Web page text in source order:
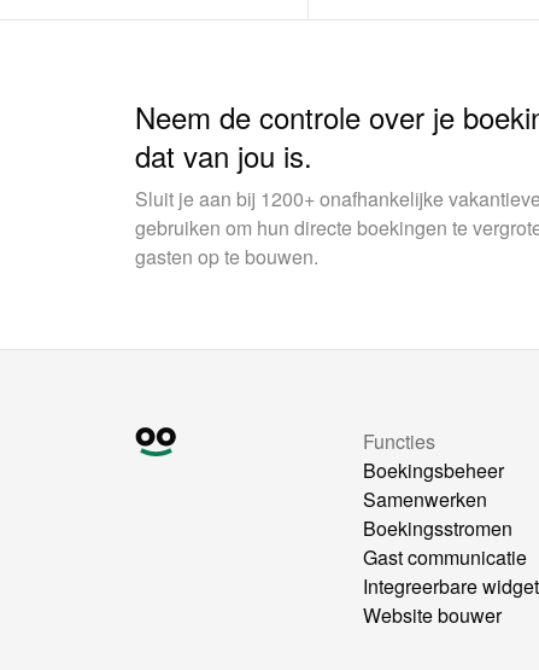
Neem de controle over je
dat van jou is.
Sluit je aan bij 1200+ onafhankelijke
gebruiken om hun directe boekingen te
gasten op te bouwen.
Functies
Boekingsbeheer
Samenwerken
Boekingsstromen
Gast communicatie
Integreerbare
Website bouwer